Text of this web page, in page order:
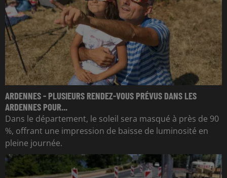
ARDENNES - PLUSIEURS RENDEZ-VOUS PRÉVUS DANS LES
ARDENNES POUR...
Dans le département, le soleil sera masqué à près de 90
%, offrant une impression de baisse de luminosité en
pleine journée.